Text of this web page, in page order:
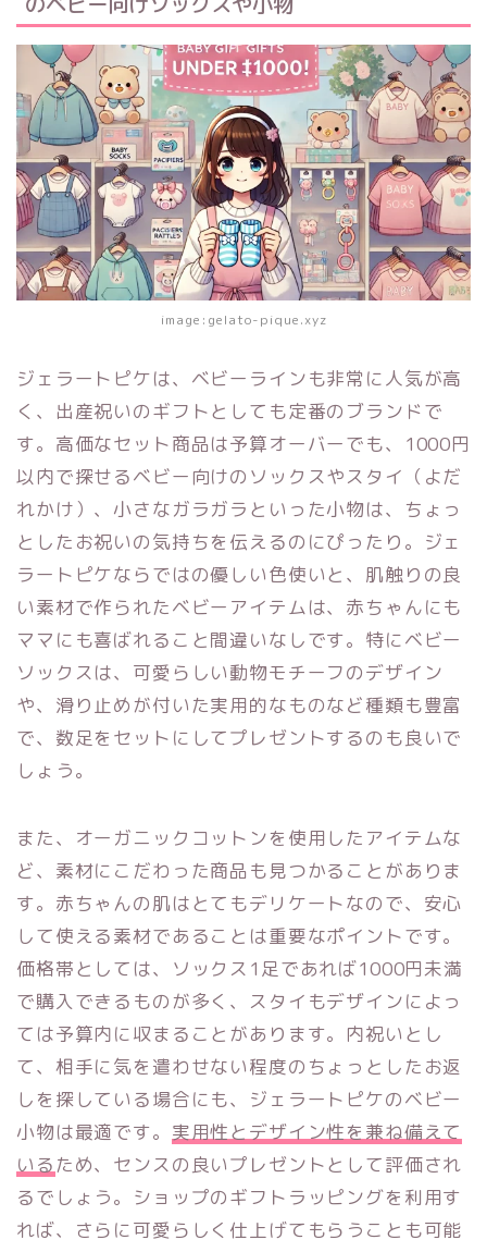
image:gelato-pique.xyz
ジェラートピケは、ベビーラインも非常に人気が高
く、出産祝いのギフトとしても定番のブランドで
す。高価なセット商品は予算オーバーでも、1000円
以内で探せるベビー向けのソックスやスタイ（よだ
れかけ）、小さなガラガラといった小物は、ちょっ
としたお祝いの気持ちを伝えるのにぴったり。ジェ
ラートピケならではの優しい色使いと、肌触りの良
い素材で作られたベビーアイテムは、赤ちゃんにも
ママにも喜ばれること間違いなしです。特にベビー
ソックスは、可愛らしい動物モチーフのデザイン
や、滑り止めが付いた実用的なものなど種類も豊富
で、数足をセットにしてプレゼントするのも良いで
しょう。
また、オーガニックコットンを使用したアイテムな
ど、素材にこだわった商品も見つかることがありま
す。赤ちゃんの肌はとてもデリケートなので、安心
して使える素材であることは重要なポイントです。
価格帯としては、ソックス1足であれば1000円未満
で購入できるものが多く、スタイもデザインによっ
ては予算内に収まることがあります。内祝いとし
て、相手に気を遣わせない程度のちょっとしたお返
しを探している場合にも、ジェラートピケのベビー
小物は最適です。 実用性とデザイン性を兼ね備えて
いる ため、センスの良いプレゼントとして評価され
るでしょう。ショップのギフトラッピングを利用す
れば、さらに可愛らしく仕上げてもらうことも可能